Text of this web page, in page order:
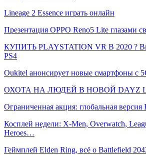
Lineage 2 Essence играть онлайн
Презентация OPPO Reno5 Lite глазами
КУПИТЬ PLAYSTATION VR В 2020 ?
PS4
Oukitel анонсирует новые смартфоны с
ОХОТА НА ЛЮДЕЙ В НОВОЙ DAYZ
Ограниченная акция: глобальная
Косплей недели: X-Men, Overwatch,
Heroes…
Геймплей Elden Ring, всё о Battlefield